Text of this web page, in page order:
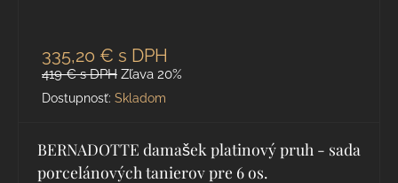
335,20 € s DPH
419 €s DPH Zľava 20%
Dostupnosť: Skladom
BERNADOTTE damašek platinový pruh - sada
porcelánových tanierov pre 6 os.